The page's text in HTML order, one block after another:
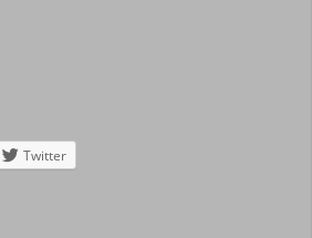
Twitter